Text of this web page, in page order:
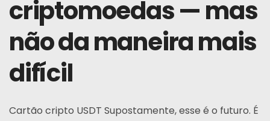
criptomoedas — mas
não da maneira mais
difícil
Cartão cripto USDT Supostamente, esse é o futuro. É